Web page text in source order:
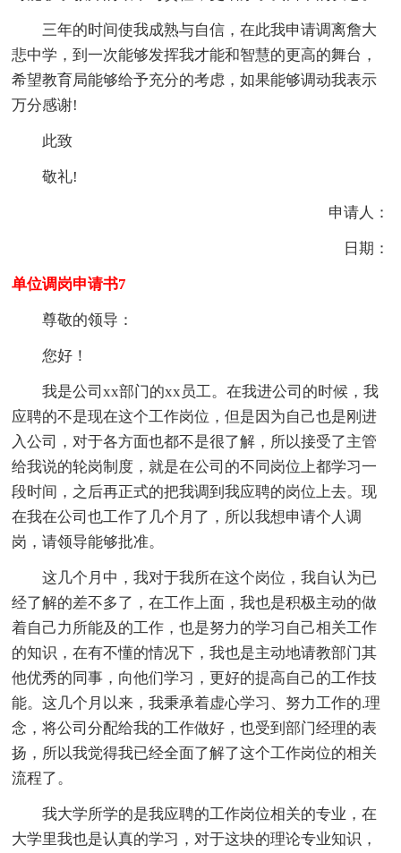
三年的时间使我成熟与自信，在此我申请调离詹大
悲中学，到一次能够发挥我才能和智慧的更高的舞台，
希望教育局能够给予充分的考虑，如果能够调动我表示
万分感谢!
此致
敬礼!
申请人：
日期：
单位调岗申请书7
尊敬的领导：
您好！
我是公司xx部门的xx员工。在我进公司的时候，我
应聘的不是现在这个工作岗位，但是因为自己也是刚进
入公司，对于各方面也都不是很了解，所以接受了主管
给我说的轮岗制度，就是在公司的不同岗位上都学习一
段时间，之后再正式的把我调到我应聘的岗位上去。现
在我在公司也工作了几个月了，所以我想申请个人调
岗，请领导能够批准。
这几个月中，我对于我所在这个岗位，我自认为已
经了解的差不多了，在工作上面，我也是积极主动的做
着自己力所能及的工作，也是努力的学习自己相关工作
的知识，在有不懂的情况下，我也是主动地请教部门其
他优秀的同事，向他们学习，更好的提高自己的工作技
能。这几个月以来，我秉承着虚心学习、努力工作的.理
念，将公司分配给我的工作做好，也受到部门经理的表
扬，所以我觉得我已经全面了解了这个工作岗位的相关
流程了。
我大学所学的是我应聘的工作岗位相关的专业，在
大学里我也是认真的学习，对于这块的理论专业知识，